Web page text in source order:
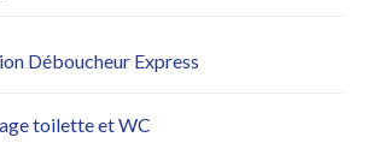
Déboucheur Express
toilette et WC